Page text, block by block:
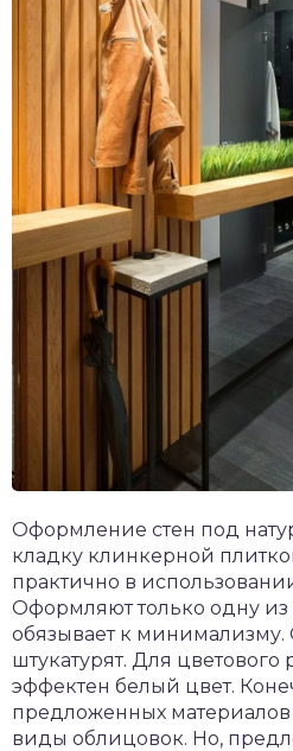
Оформление стен под
кладку клинкерной
практично в
Оформляют только одну из
обязывает к минимализму.
штукатурят. Для
эффектен белый цвет.
предложенных
виды облицовок. Но,